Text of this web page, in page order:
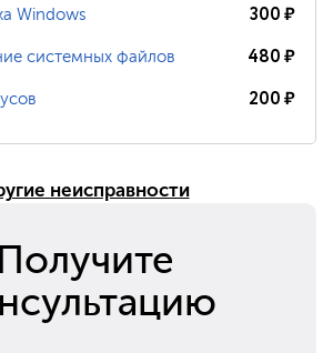
Windows 300₽
системных файлов 480₽
200₽
неисправности
Получите